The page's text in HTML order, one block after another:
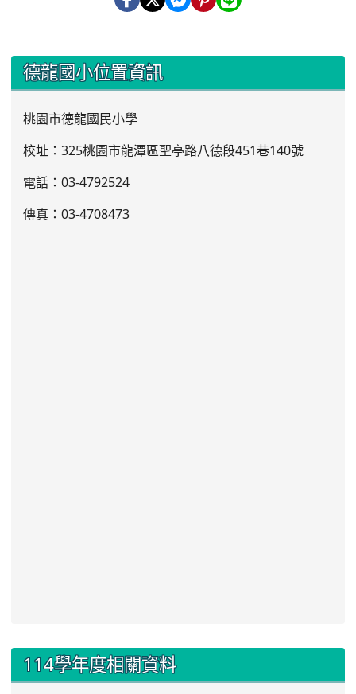
::: 德龍國小位置資訊
桃園市德龍國民小學
校址：325桃園市龍潭區聖亭路八德段451巷140號
電話：03-4792524
傳真：03-4708473
::: 114學年度相關資料